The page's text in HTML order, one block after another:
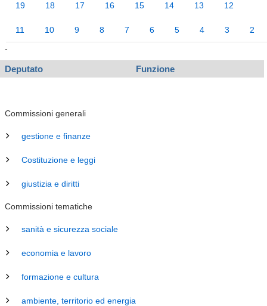
19 18 17 16 15 14 13 12
11 10 9 8 7 6 5 4 3
2
-
Deputato Funzione
Commissioni generali
gestione e finanze
Costituzione e leggi
giustizia e diritti
Commissioni tematiche
sanità e sicurezza sociale
economia e lavoro
formazione e cultura
ambiente, territorio ed energia